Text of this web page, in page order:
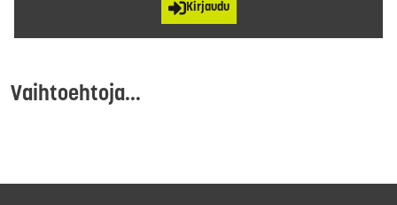
Kirjaudu
Vaihtoehtoja...